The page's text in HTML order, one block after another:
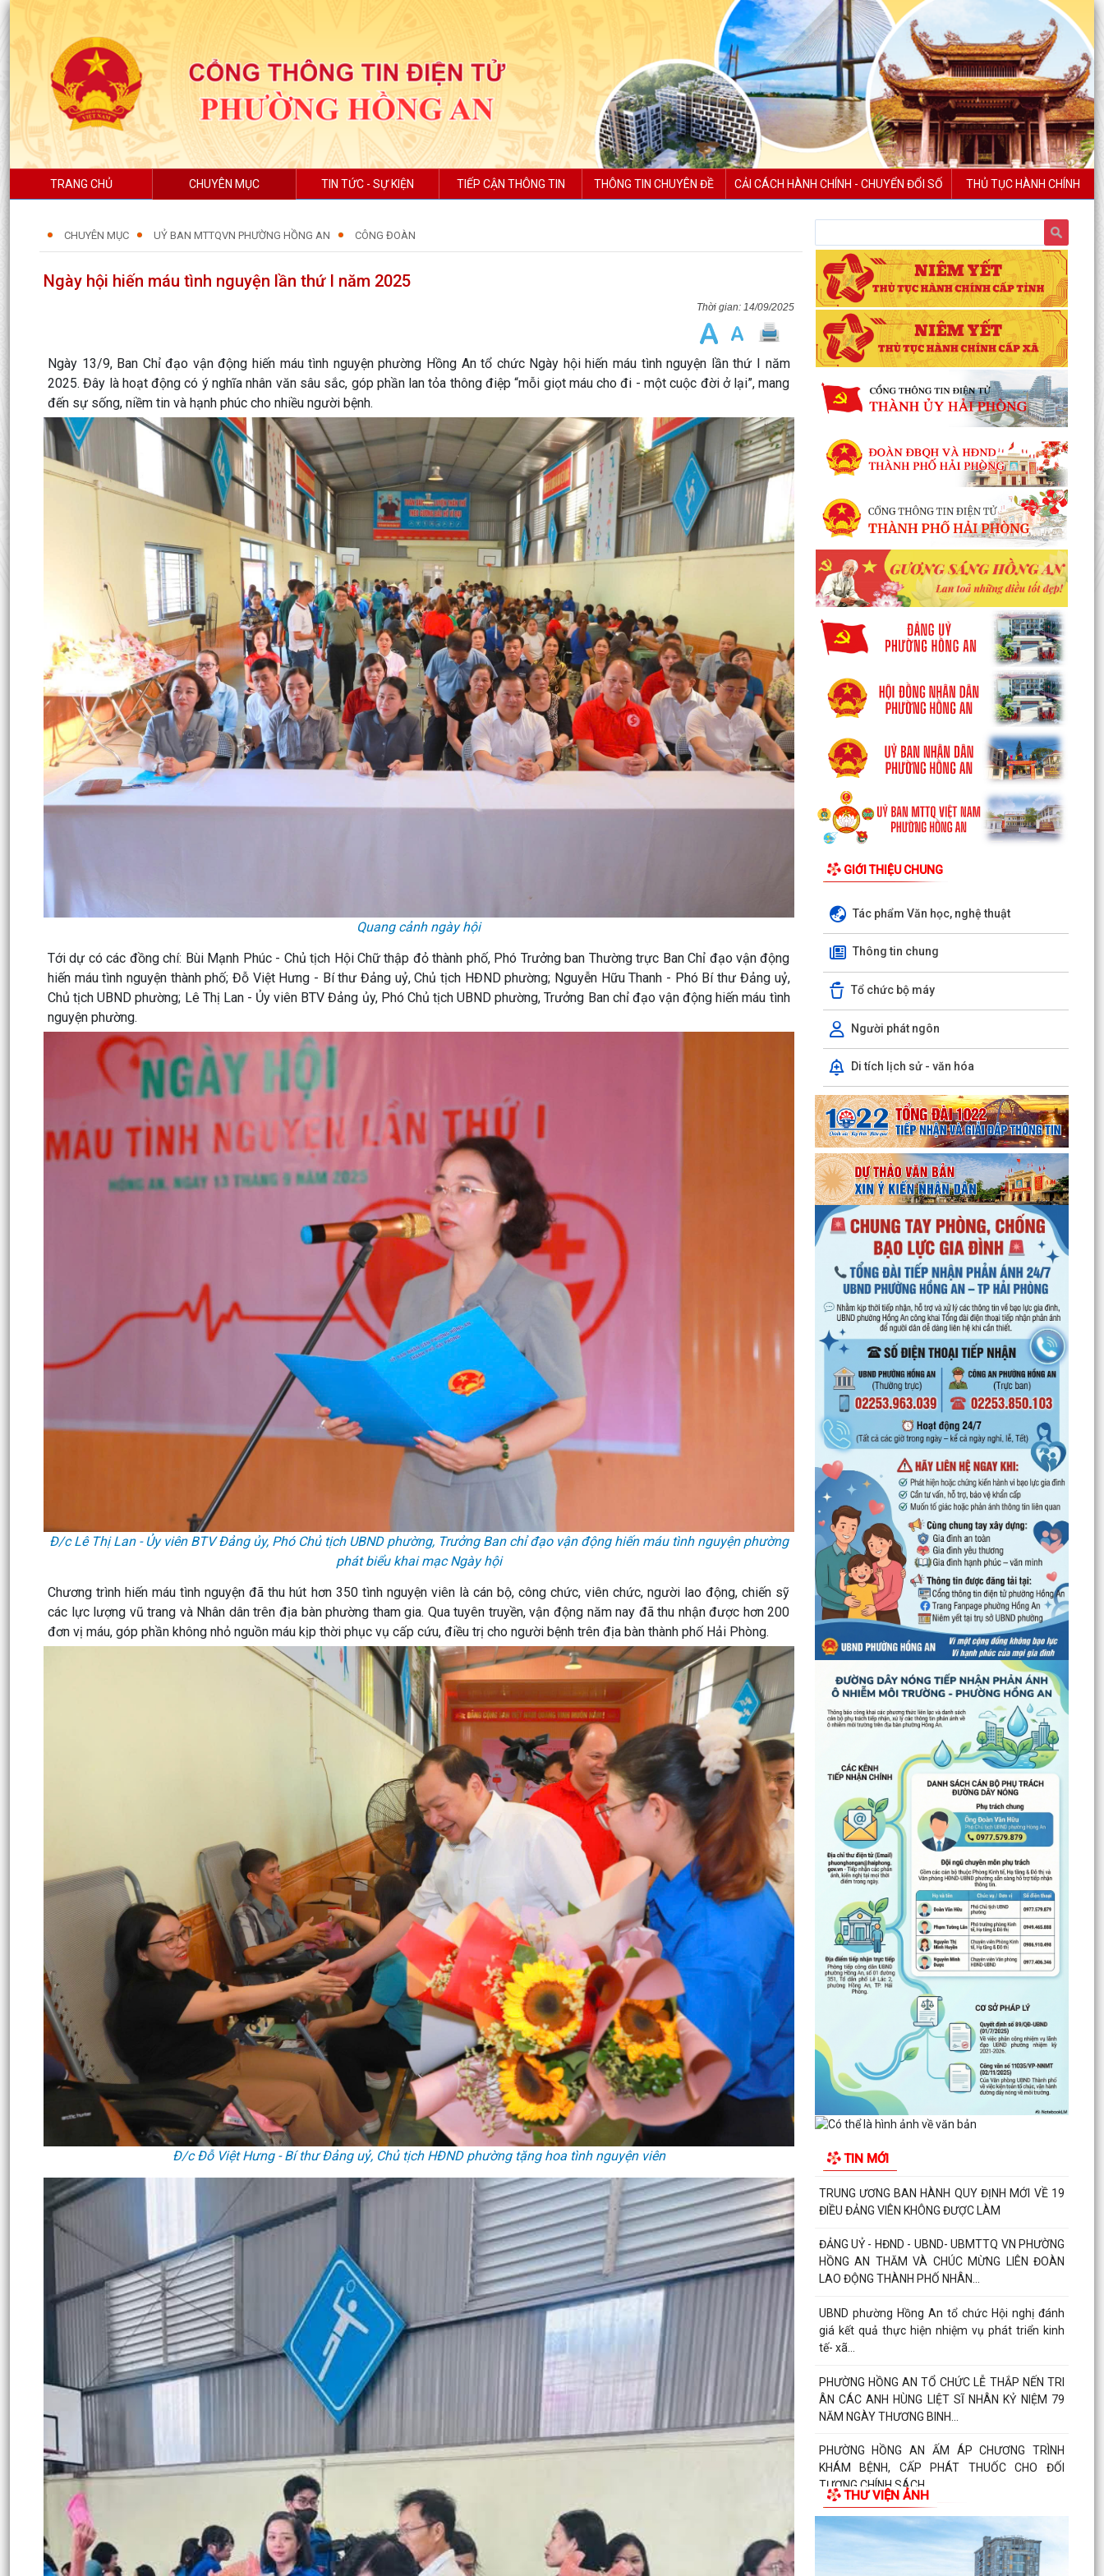
TRANG CHỦ CHUYÊN MỤC TIN TỨC - SỰ KIỆN TIẾP CẬN THÔNG TIN THÔNG TIN CHUYÊN ĐỀ CẢI CÁCH HÀNH CHÍNH - CHUYỂN ĐỔI SỐ THỦ TỤC HÀNH CHÍNH
CHUYÊN MỤC UỶ BAN MTTQVN PHƯỜNG HỒNG AN CÔNG ĐOÀN
Ngày hội hiến máu tình nguyện lần thứ I năm 2025
14/09/2025
Ngày 13/9, Ban Chỉ đạo vận động hiến máu tình nguyện phường Hồng An tổ chức Ngày hội hiến máu tình nguyện lần thứ I năm
2025. Đây là hoạt động có ý nghĩa nhân văn sâu sắc, góp phần lan tỏa thông điệp “mỗi giọt máu cho đi - một cuộc đời ở lại”, mang
đến sự sống, niềm tin và hạnh phúc cho nhiều người bệnh.
Quang cảnh ngày hội
Tới dự có các đồng chí: Bùi Mạnh Phúc - Chủ tịch Hội Chữ thập đỏ thành phố, Phó Trưởng ban Thường trực Ban Chỉ đạo vận động
hiến máu tình nguyện thành phố; Đỗ Việt Hưng - Bí thư Đảng uỷ, Chủ tịch HĐND phường; Nguyễn Hữu Thanh - Phó Bí thư Đảng uỷ,
Chủ tịch UBND phường; Lê Thị Lan - Ủy viên BTV Đảng ủy, Phó Chủ tịch UBND phường, Trưởng Ban chỉ đạo vận động hiến máu tình
nguyện phường.
Đ/c Lê Thị Lan - Ủy viên BTV Đảng ủy, Phó Chủ tịch UBND phường, Trưởng Ban chỉ đạo vận động hiến máu tình nguyện phường
phát biểu khai mạc Ngày hội
Chương trình hiến máu tình nguyện đã thu hút hơn 350 tình nguyện viên là cán bộ, công chức, viên chức, người lao động, chiến sỹ
các lực lượng vũ trang và Nhân dân trên địa bàn phường tham gia. Qua tuyên truyền, vận động năm nay đã thu nhận được hơn 200
đơn vị máu, góp phần không nhỏ nguồn máu kịp thời phục vụ cấp cứu, điều trị cho người bệnh trên địa bàn thành phố Hải Phòng.
Đ/c Đỗ Việt Hưng - Bí thư Đảng uỷ, Chủ tịch HĐND phường tặng hoa tình nguyện viên
GIỚI THIỆU CHUNG
Tác phẩm Văn học, nghệ thuật
Thông tin chung
Tổ chức bộ máy
Người phát ngôn
Di tích lịch sử - văn hóa
TIN MỚI
UBND phường Hồng An thông tin về Nghị quyết
HĐND thành phố...
trong kỷ nguyên số
Thông báo về việc niêm yết công khai Phương
án bồi thường, hỗ trợ dự kiến đối với các hộ gia
đình,...
QUAN ĐIỂM CỐT LÕI CỦA NGHỊ QUYẾT SỐ 80-
NQ/TW NGÀY 07/01/2026 VỀ PHÁT TRIỂN VĂN
HOÁ VIỆT NAM - XÂY...
PHƯỜNG HỒNG AN TỔ CHỨC SƠ KẾT ĐÁNH GIÁ
TÌNH HÌNH TRIỂN KHAI THỰC HIỆN MÔ HÌNH “TỔ
DÂN PHỐ KHÔNG MA...
ĐẶT TÊN 03 ĐƯỜNG, 05 PHỐ TRÊN ĐỊA BÀN
PHƯỜNG HỒNG AN – DẤU MỐC QUAN TRỌNG
TRONG XÂY DỰNG ĐÔ THỊ VĂN...
Thông báo kết quả Kỳ họp thứ 3 (Kỳ họp thường
lệ giữa năm 2026) HĐND thành phố khóa XVII,
nhiệm kỳ...
PHƯỜNG HỒNG AN RA QUÂN TỔNG VỆ SINH
MÔI TRƯỜNG, CHUNG TAY XÂY DỰNG ĐÔ THỊ
SÁNG - XANH - SẠCH - ĐẸP
Quyết định về việc công bố Người phát ngôn và
cung cấp thông tin cho báo chí của Ủy ban nhân
dân...
Quyết định về việc Ban hành Quy chế phát ngôn
và cung cấp thông tin cho báo chí của Ủy ban
nhân dân...
Phường Hồng An ký kết Chương trình phối hợp
triển khai thực hiện Chỉ thị số 17 về bảo đảm trật
TĂNG CƯỜNG TUYÊN TRUYỀN, GIÁO DỤC CHÍNH
TRỊ, TƯ TƯỞNG, PHÁP LUẬT CHO CÔNG NHÂN
– ĐỘNG LỰC XÂY DỰNG...
PHƯỜNG HỒNG AN ĐƯA CÔNG NGHỆ SỐ ĐẾN
TẬN TAY NGƯỜI DÂN TẠI 16 TỔ DÂN PHỐ –
HƯỚNG TỚI CHÍNH QUYỀN SỐ...
Đảng bộ phường Hồng An học tập Nghị quyết
Trung ương 3 khóa XIV.
CHỈ THỊ SỐ 09-CT/TW: TĂNG CƯỜNG SỰ LÃNH
ĐẠO CỦA ĐẢNG ĐỐI VỚI VIỆC THỰC HIỆN DÂN
CHỦ Ở CƠ SỞ TRONG...
TRUNG ƯƠNG BAN HÀNH QUY ĐỊNH MỚI VỀ 19
ĐIỀU ĐẢNG VIÊN KHÔNG ĐƯỢC LÀM
ĐẢNG UỶ - HĐND - UBND- UBMTTQ VN PHƯỜNG
HỒNG AN THĂM VÀ CHÚC MỪNG LIÊN ĐOÀN
LAO ĐỘNG THÀNH PHỐ NHÂN...
UBND phường Hồng An tổ chức Hội nghị đánh
giá kết quả thực hiện nhiệm vụ phát triển kinh
PHƯỜNG HỒNG AN TỔ CHỨC LỄ THẮP NẾN TRI
ÂN CÁC ANH HÙNG LIỆT SĨ NHÂN KỶ NIỆM 79
NĂM NGÀY THƯƠNG BINH...
PHƯỜNG HỒNG AN ẤM ÁP CHƯƠNG TRÌNH
TƯỢNG CHÍNH SÁCH.
Phường Hồng An tổ chức đợt chi trả tiền bồi
thường, hỗ trợ đối 67 hộ gia đình có đất mộ
UỶ BAN NHÂN DÂN PHƯỜNG HỒNG AN LÀM
VIỆC VỚI MỘT SỐ DOANH NGHIỆP TRÊN ĐỊA
PHƯỜNG HỒNG AN: ĐƯA CÔNG NGHỆ SỐ ĐẾN
TẬN TAY NGƯỜI DÂN TẠI 16 TỔ DÂN PHỐ –
PHƯỜNG HỒNG AN ĐẨY MẠNH TUYÊN TRUYỀN,
HƯỞNG ỨNG GIẢI BÁO CHÍ TOÀN QUỐC VỀ XÂY
ĐOÀN GIÁM SÁT CỦA UỶ BAN MTTQ VIỆT NAM
THÀNH PHỐ GIÁM SÁT VIỆC THỰC HIỆN GIẢI
QUYẾT THỦ TỤC HÀNH...
PHƯỜNG HỒNG AN ĐẨY MẠNH TUYÊN TRUYỀN
NGHỊ QUYẾT SỐ 06-NQ/TW VÀ NGHỊ QUYẾT SỐ
THƯ VIỆN ẢNH